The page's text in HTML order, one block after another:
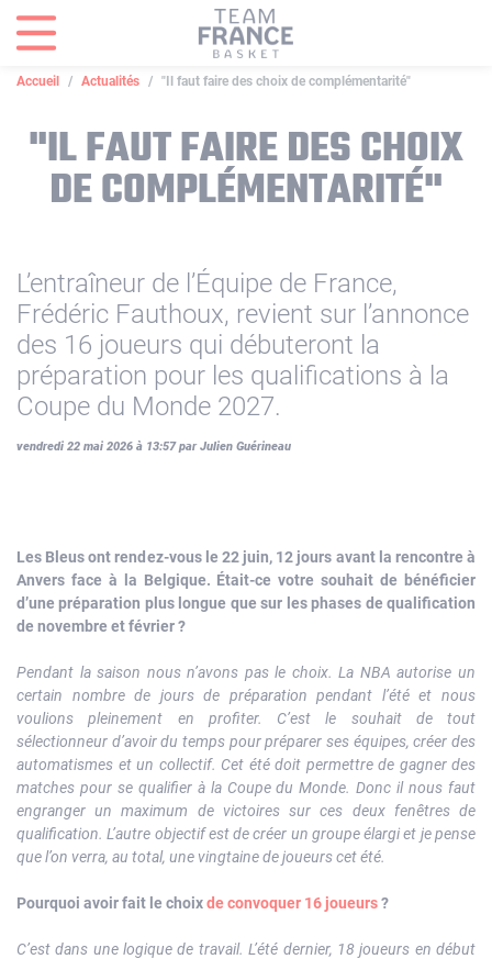
Accueil Actualités "Il faut faire des choix de complémentarité"
"IL FAUT FAIRE DES CHOIX
DE COMPLÉMENTARITÉ"
L’entraîneur de l’Équipe de France,
Frédéric Fauthoux, revient sur l’annonce
des 16 joueurs qui débuteront la
préparation pour les qualifications à la
Coupe du Monde 2027.
vendredi 22 mai 2026 à 13:57 par Julien Guérineau
Les Bleus ont rendez-vous le 22 juin, 12 jours avant la rencontre à
Anvers face à la Belgique. Était-ce votre souhait de bénéficier
d’une préparation plus longue que sur les phases de qualification
de novembre et février ?
Pendant la saison nous n’avons pas le choix. La NBA autorise un
certain nombre de jours de préparation pendant l’été et nous
voulions pleinement en profiter. C’est le souhait de tout
sélectionneur d’avoir du temps pour préparer ses équipes, créer des
automatismes et un collectif. Cet été doit permettre de gagner des
matches pour se qualifier à la Coupe du Monde. Donc il nous faut
engranger un maximum de victoires sur ces deux fenêtres de
qualification. L’autre objectif est de créer un groupe élargi et je pense
que l’on verra, au total, une vingtaine de joueurs cet été.
Pourquoi avoir fait le choixde convoquer 16 joueurs?
C’est dans une logique de travail. L’été dernier, 18 joueurs en début
Panneau de gestion des cookies